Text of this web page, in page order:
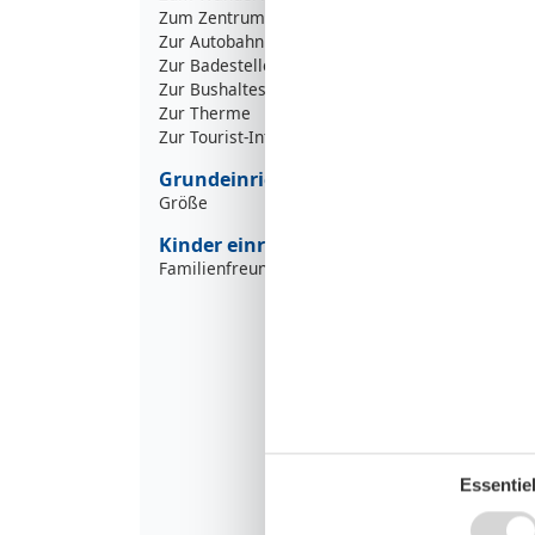
Zum Zentrum
Zur Autobahn
Zur Badestelle/Gewässer
Zur Bushaltestelle
Zur Therme
Zur Tourist-Information
Grundeinrichtungen
Größe
Kinder einrichtungen
Familienfreundlich